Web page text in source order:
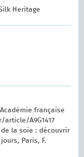
Heritage
française
A9G1417
de la soie : découvrir
Paris, F.